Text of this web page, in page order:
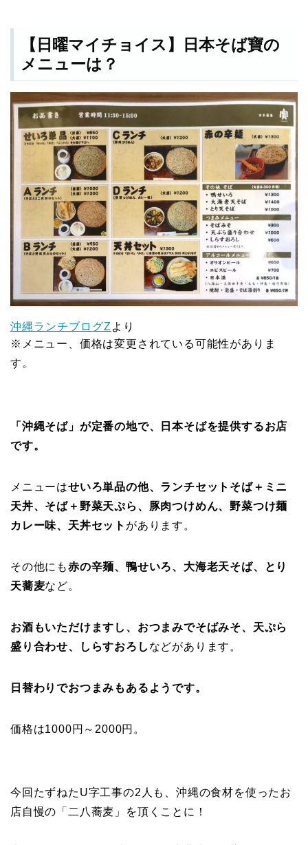
【日曜マイチョイス】日本そば寶の
メニューは？
沖縄ランチブログZ より
※メニュー、価格は変更されている可能性がありま
す。
「沖縄そば」が定番の地で、日本そばを提供するお店
です。
メニューはせいろ単品の他、ランチセットそば＋ミニ
天丼、そば＋野菜天ぷら、豚肉つけめん、野菜つけ麺
カレー味、天丼セット があります。
その他にも赤の辛麺、鴨せいろ、大海老天そば、とり
天蕎麦など。
お酒もいただけますし、おつまみでそばみそ、天ぷら
盛り合わせ、しらすおろし などがあります。
日替わりでおつまみもあるようです。
価格は1000円～2000円。
今回たずねたU字工事の2人も、沖縄の食材を使ったお
店自慢の「二八蕎麦」を頂くことに！